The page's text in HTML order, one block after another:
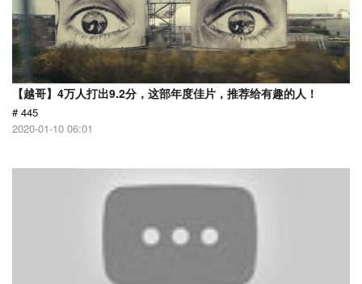
【越哥】4万人打出9.2分，这部年度佳片，推荐给有趣的人！
# 445
2020-01-10 06:01